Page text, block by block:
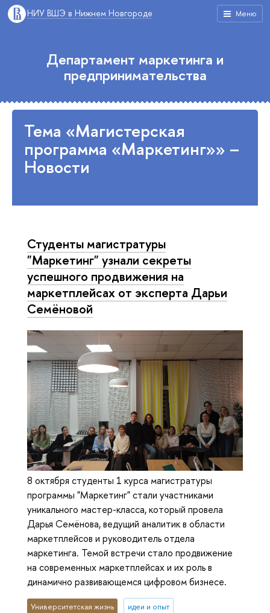
Меню
НИУ ВШЭ в Нижнем Новгороде
Департамент маркетинга и
предпринимательства
Тема «Магистерская
программа «Маркетинг»» –
Новости
Студенты магистратуры
"Маркетинг" узнали секреты
успешного продвижения на
маркетплейсах от эксперта Дарьи
Семёновой
8 октября студенты 1 курса магистратуры
программы "Маркетинг" стали участниками
уникального мастер-класса, который провела
Дарья Семёнова, ведущий аналитик в области
маркетплейсов и руководитель отдела
маркетинга. Темой встречи стало продвижение
на современных маркетплейсах и их роль в
динамично развивающемся цифровом бизнесе.
Университетская жизнь идеи и опыт